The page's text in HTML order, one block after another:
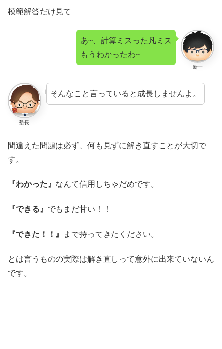
模範解答だけ見て
新一
あ~、計算ミスった凡ミス
もうわかったわ~
塾長
そんなこと言っていると成長しませんよ。
間違えた問題は必ず、何も見ずに解き直すことが大切で
す。
『わかった』 なんて信用しちゃだめです。
『できる』 でもまだ甘い！！
『できた！！』 まで持ってきたください。
とは言うものの実際は解き直しって意外に出来ていないん
です。